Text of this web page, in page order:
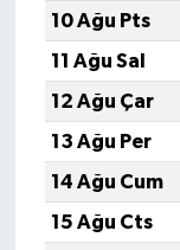
10 Ağu Pts
11 Ağu Sal
12 Ağu Çar
13 Ağu Per
14 Ağu Cum
15 Ağu Cts